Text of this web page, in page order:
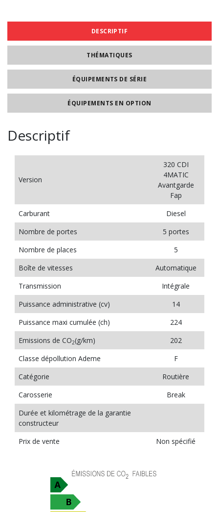
DESCRIPTIF
THÉMATIQUES
ÉQUIPEMENTS DE SÉRIE
ÉQUIPEMENTS EN OPTION
Descriptif
Version
320 CDI
4MATIC
Avantgarde
Fap
Carburant
Diesel
Nombre de portes
5 portes
Nombre de places
5
Boîte de vitesses
Automatique
Transmission
Intégrale
Puissance administrative (cv)
14
Puissance maxi cumulée (ch)
224
Emissions de CO2(g/km)
202
Classe dépollution Ademe
F
Catégorie
Routière
Carosserie
Break
Durée et kilométrage de la garantie
constructeur
Prix de vente
Non spécifié